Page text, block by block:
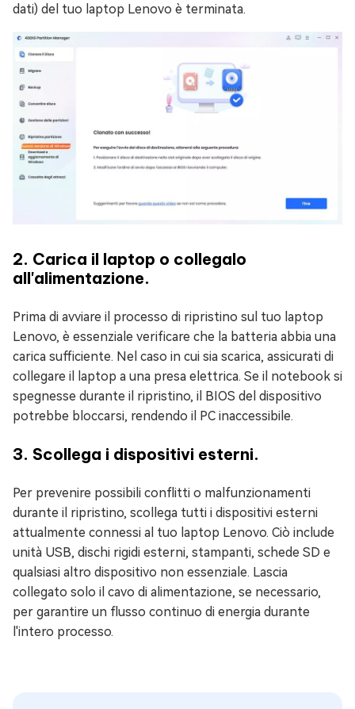
dati) del tuo laptop Lenovo è terminata.
2. Carica il laptop o collegalo
all'alimentazione.
Prima di avviare il processo di ripristino sul tuo laptop
Lenovo, è essenziale verificare che la batteria abbia una
carica sufficiente. Nel caso in cui sia scarica, assicurati di
collegare il laptop a una presa elettrica. Se il notebook si
spegnesse durante il ripristino, il BIOS del dispositivo
potrebbe bloccarsi, rendendo il PC inaccessibile.
3. Scollega i dispositivi esterni.
Per prevenire possibili conflitti o malfunzionamenti
durante il ripristino, scollega tutti i dispositivi esterni
attualmente connessi al tuo laptop Lenovo. Ciò include
unità USB, dischi rigidi esterni, stampanti, schede SD e
qualsiasi altro dispositivo non essenziale. Lascia
collegato solo il cavo di alimentazione, se necessario,
per garantire un flusso continuo di energia durante
l'intero processo.